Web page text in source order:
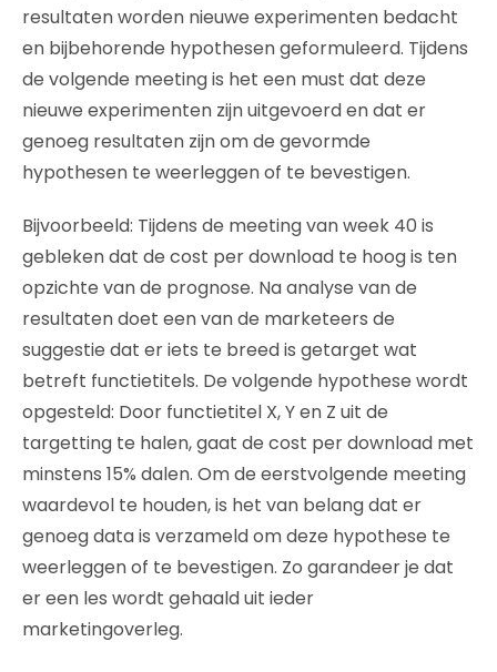
resultaten worden nieuwe experimenten bedacht
en bijbehorende hypothesen geformuleerd. Tijdens
de volgende meeting is het een must dat deze
nieuwe experimenten zijn uitgevoerd en dat er
genoeg resultaten zijn om de gevormde
hypothesen te weerleggen of te bevestigen.
Bijvoorbeeld: Tijdens de meeting van week 40 is
gebleken dat de cost per download te hoog is ten
opzichte van de prognose. Na analyse van de
resultaten doet een van de marketeers de
suggestie dat er iets te breed is getarget wat
betreft functietitels. De volgende hypothese wordt
opgesteld: Door functietitel X, Y en Z uit de
targetting te halen, gaat de cost per download met
minstens 15% dalen. Om de eerstvolgende meeting
waardevol te houden, is het van belang dat er
genoeg data is verzameld om deze hypothese te
weerleggen of te bevestigen. Zo garandeer je dat
er een les wordt gehaald uit ieder
marketingoverleg.